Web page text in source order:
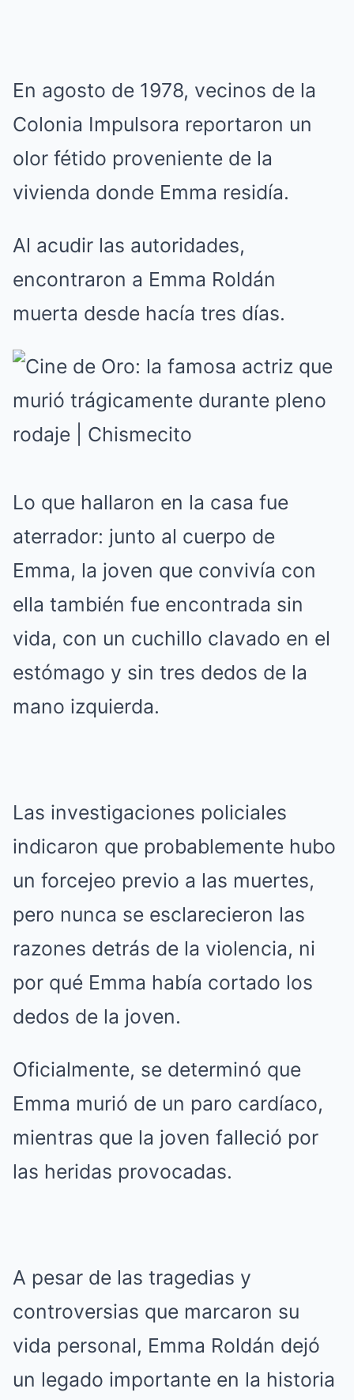
En agosto de 1978, vecinos de la
Colonia Impulsora reportaron un
olor fétido proveniente de la
vivienda donde Emma residía.
Al acudir las autoridades,
encontraron a Emma Roldán
muerta desde hacía tres días.
Lo que hallaron en la casa fue
aterrador: junto al cuerpo de
Emma, la joven que convivía con
ella también fue encontrada sin
vida, con un cuchillo clavado en el
estómago y sin tres dedos de la
mano izquierda.
Las investigaciones policiales
indicaron que probablemente hubo
un forcejeo previo a las muertes,
pero nunca se esclarecieron las
razones detrás de la violencia, ni
por qué Emma había cortado los
dedos de la joven.
Oficialmente, se determinó que
Emma murió de un paro cardíaco,
mientras que la joven falleció por
las heridas provocadas.
A pesar de las tragedias y
controversias que marcaron su
vida personal, Emma Roldán dejó
un legado importante en la historia